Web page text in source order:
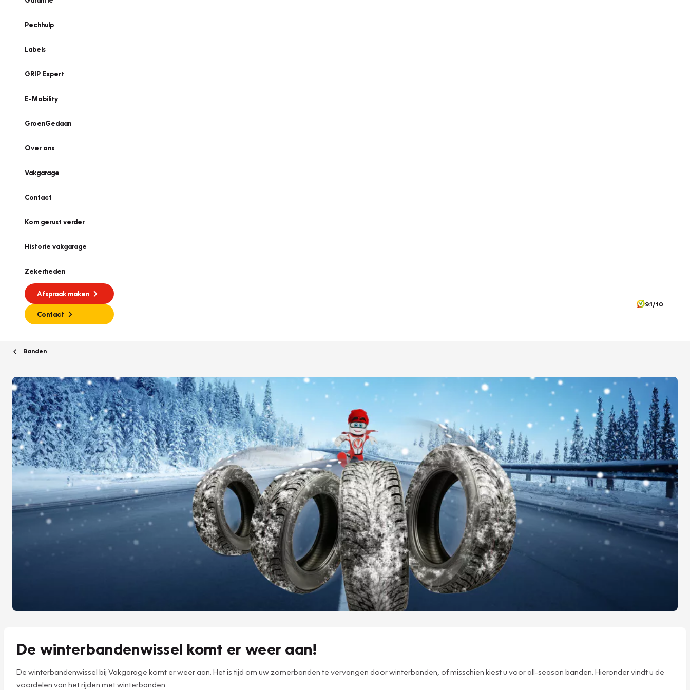
Pechhulp
Labels
GRIP Expert
E-Mobility
GroenGedaan
Over ons
Vakgarage
Contact
Kom gerust verder
Historie vakgarage
Zekerheden
Afspraak maken
Contact
9.1/10
Banden
De winterbandenwissel komt er weer aan!
De winterbandenwissel bij Vakgarage komt er weer aan. Het is tijd om uw zomerbanden te vervangen door winterbanden, of misschien kiest u voor all-season banden. Hieronder vindt u de
voordelen van het rijden met winterbanden.